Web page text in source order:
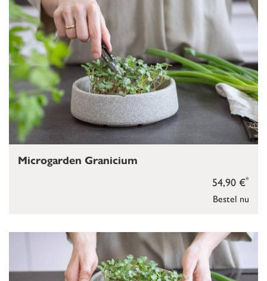
Bestel nu
54,90 €*
Microgarden Granicium